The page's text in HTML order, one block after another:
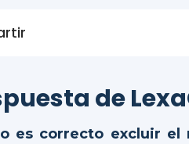
de
es correcto excluir